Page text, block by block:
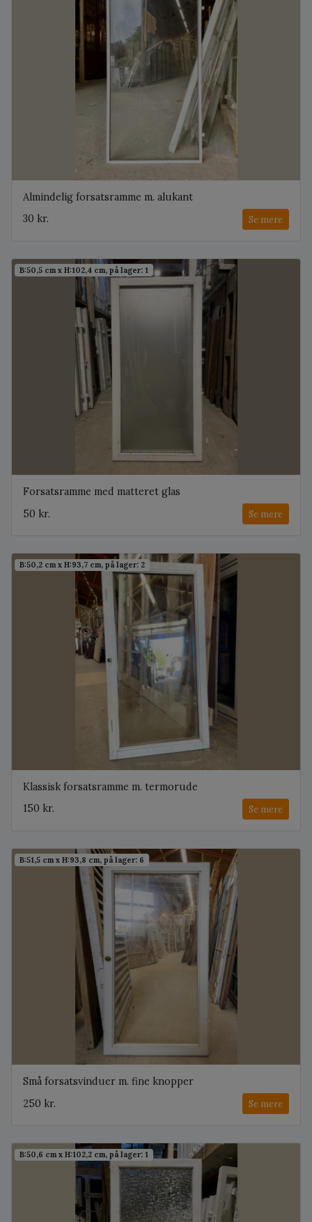
Almindelig forsatsramme m. alukant
30 kr.
Se mere
B:50,5 cm x H:102,4 cm, på lager: 1
Forsatsramme med matteret glas
50 kr.
Se mere
B:50,2 cm x H:93,7 cm, på lager: 2
Klassisk forsatsramme m. termorude
150 kr.
Se mere
B:51,5 cm x H:93,8 cm, på lager: 6
Små forsatsvinduer m. fine knopper
250 kr.
Se mere
B:50,6 cm x H:102,2 cm, på lager: 1